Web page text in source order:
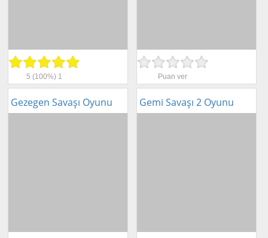
5 (100%) 1 Puan ver
Gezegen Savaşı Oyunu Gemi Savaşı 2 Oyunu